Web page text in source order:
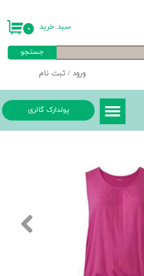
ورود / ثبت نام
جستجو
۰ سبد خرید
پولدارک گالری